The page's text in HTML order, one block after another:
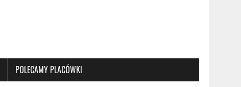
POLECAMY PLACÓWKI